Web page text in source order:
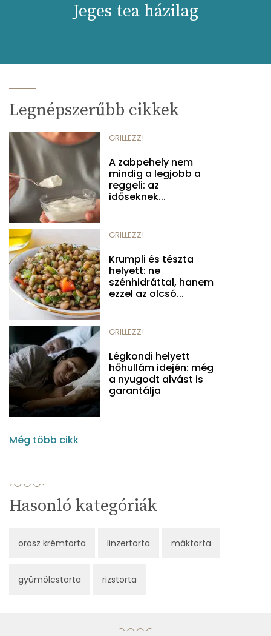
Jeges tea házilag
Legnépszerűbb cikkek
GRILLEZZ!
A zabpehely nem
mindig a legjobb a
reggeli: az
időseknek...
GRILLEZZ!
Krumpli és tészta
helyett: ne
szénhidráttal, hanem
ezzel az olcsó...
GRILLEZZ!
Légkondi helyett
hőhullám idején: még
a nyugodt alvást is
garantálja
Még több cikk
Hasonló kategóriák
orosz krémtorta linzertorta máktorta
gyümölcstorta rizstorta